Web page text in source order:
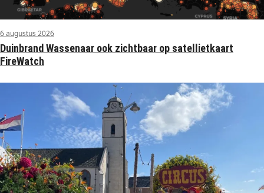
6 augustus 2026
Duinbrand Wassenaar ook zichtbaar op satellietkaart
FireWatch